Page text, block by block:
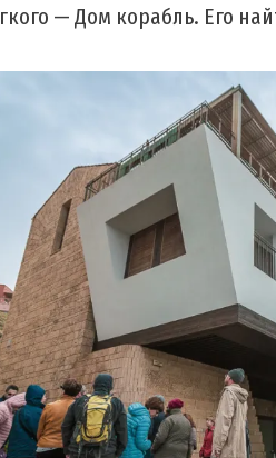
— Дом корабль. Его